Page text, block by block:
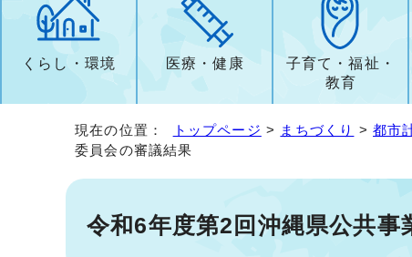
くらし・環境 医療・健康
子育て・福祉・
教育
現在の位置： トップページ > まちづくり >都市
委員会の審議結果
令和6年度第2回沖縄県公共